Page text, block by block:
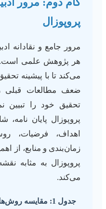
پروپوزال
مرور جامع و نقادانه
هر پژوهش علمی است.
می‌کند تا با پیشینه
ضعف مطالعات قبلی
تحقیق خود را تبیین
پروپوزال پایان نامه،
اهداف، فرضیات،
زمان‌بندی و منابع، از
پروپوزال به مثابه
می‌کند.
جدول 1: مقایسه